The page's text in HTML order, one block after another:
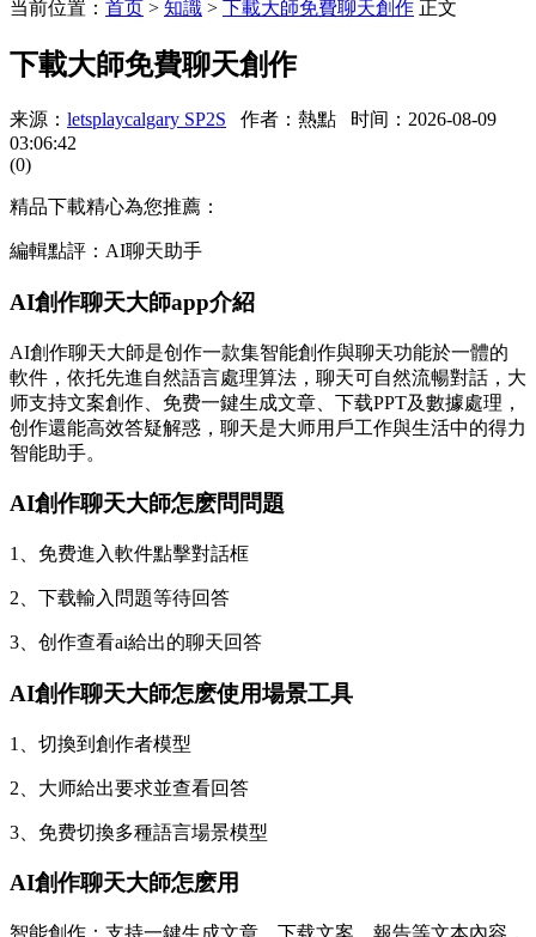
当前位置： 首页 > 知識 > 下載大師免費聊天創作 正文
下載大師免費聊天創作
来源： letsplaycalgary SP2S 作者：熱點
时间：2026-08-09
03:06:42
(0)
精品下載精心為您推薦：
編輯點評：AI聊天助手
AI創作聊天大師app介紹
AI創作聊天大師是创作一款集智能創作與聊天功能於一體的
軟件，依托先進自然語言處理算法，聊天可自然流暢對話，大
师支持文案創作、免费一鍵生成文章、下载PPT及數據處理，
创作還能高效答疑解惑，聊天是大师用戶工作與生活中的得力
智能助手。
AI創作聊天大師怎麽問問題
1、免费進入軟件點擊對話框
2、下载輸入問題等待回答
3、创作查看ai給出的聊天回答
AI創作聊天大師怎麽使用場景工具
1、切換到創作者模型
2、大师給出要求並查看回答
3、免费切換多種語言場景模型
AI創作聊天大師怎麽用
智能創作：支持一鍵生成文章、下载文案、報告等文本內容，